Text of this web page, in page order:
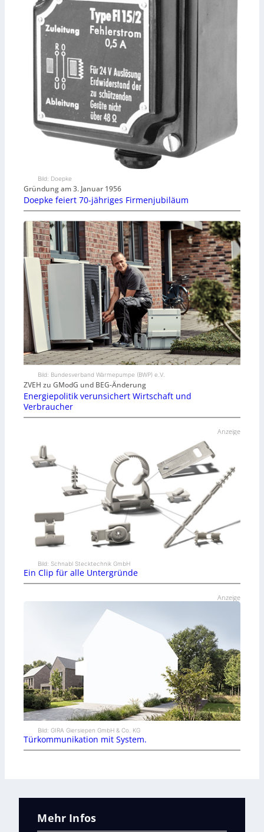
Bild: Doepke
Gründung am 3. Januar 1956
Doepke feiert 70-jähriges Firmenjubiläum
Bild: Bundesverband Wärmepumpe (BWP) e.V.
ZVEH zu GModG und BEG-Änderung
Energiepolitik verunsichert Wirtschaft und
Verbraucher
Anzeige
Bild: Schnabl Stecktechnik GmbH
Ein Clip für alle Untergründe
Anzeige
Bild: GIRA Giersiepen GmbH & Co. KG
Türkommunikation mit System.
Mehr Infos